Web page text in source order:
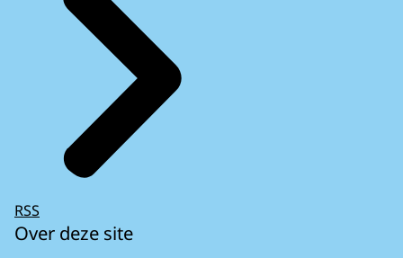
RSS
Over deze site